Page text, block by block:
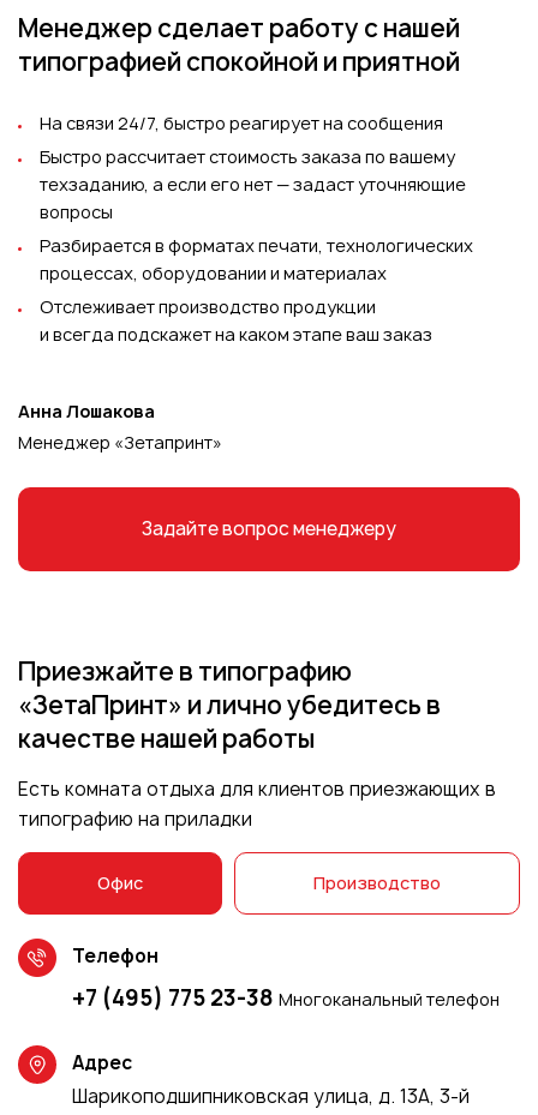
Менеджер сделает работу с нашей
типографией спокойной и приятной
На связи 24/7, быстро реагирует на сообщения
Быстро рассчитает стоимость заказа по вашему
техзаданию, а если его нет — задаст уточняющие
вопросы
Разбирается в форматах печати, технологических
процессах, оборудовании и материалах
Отслеживает производство продукции
и всегда подскажет на каком этапе ваш заказ
Анна Лошакова
Менеджер «Зетапринт»
Задайте вопрос менеджеру
Приезжайте в типографию
«ЗетаПринт» и лично убедитесь в
качестве нашей работы
Есть комната отдыха для клиентов приезжающих в
типографию на приладки
Офис Производство
Телефон
+7 (495) 775 23-38 Многоканальный телефон
Адрес
Шарикоподшипниковская улица, д. 13А, 3-й